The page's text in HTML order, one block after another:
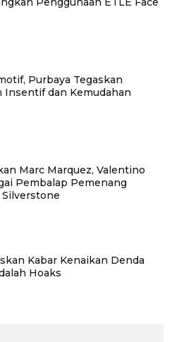
Purbaya Tegaskan
Insentif dan Kemudahan
Marc Marquez, Valentino
Pembalap Pemenang
Kabar Kenaikan Denda
Hoaks